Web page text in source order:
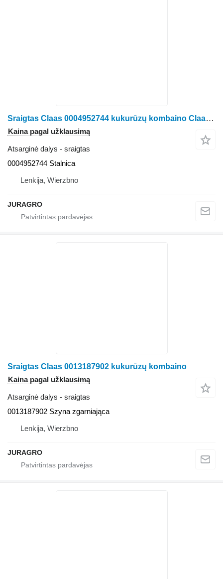
Sraigtas Claas 0004952744 kukurūzų kombaino Claas Jaguar
Kaina pagal užklausimą
Atsarginė dalys - sraigtas
0004952744 Stalnica
Lenkija, Wierzbno
JURAGRO
Sraigtas Claas 0013187902 kukurūzų kombaino
Kaina pagal užklausimą
Atsarginė dalys - sraigtas
0013187902 Szyna zgarniająca
Lenkija, Wierzbno
JURAGRO